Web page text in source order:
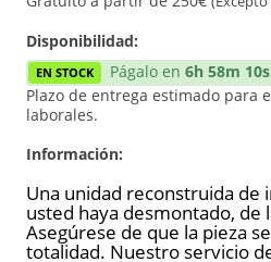
Disponibilidad:
EN STOCK Págalo en 6h 58m 10s
Plazo de entrega estimado para
laborales.
Información:
Una unidad reconstruida de
usted haya desmontado, de
Asegúrese de que la pieza
totalidad. Nuestro servicio